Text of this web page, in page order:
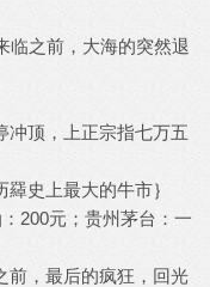
临之前，大海的突然退
冲顶，上正宗指七万五
史上最大的牛市｝
200元；贵州茅台：一
前，最后的疯狂，回光